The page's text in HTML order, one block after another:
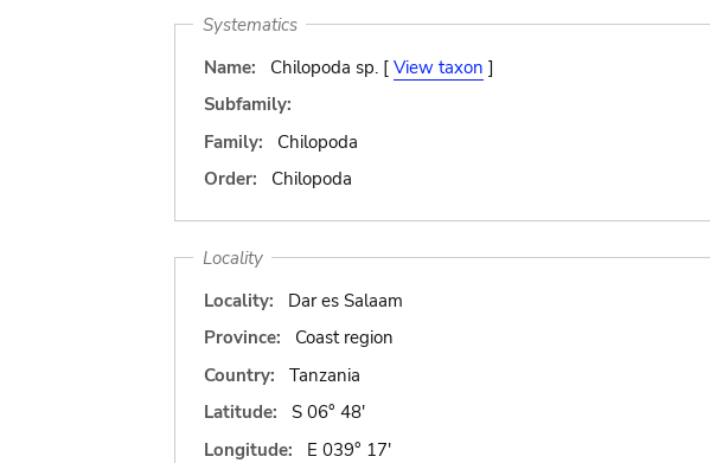
Systematics
Name:
Chilopoda sp. [ View taxon ]
Subfamily:
Family:
Chilopoda
Order:
Chilopoda
Locality
Locality:
Dar es Salaam
Province:
Coast region
Country:
Tanzania
Latitude:
S 06° 48'
Longitude:
E 039° 17'